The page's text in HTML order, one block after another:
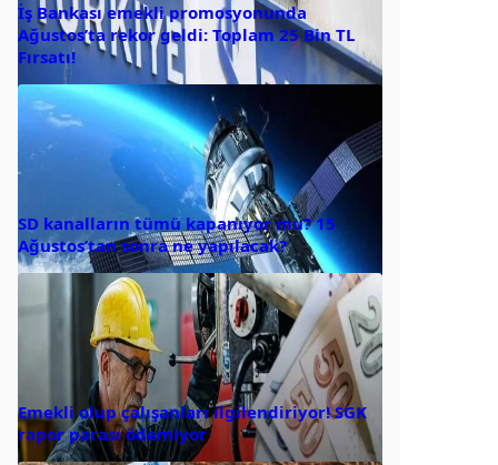
İş Bankası emekli promosyonunda
Ağustos’ta rekor geldi: Toplam 25 Bin TL
Fırsatı!
SD kanalların tümü kapanıyor mu? 15
Ağustos’tan sonra ne yapılacak?
Emekli olup çalışanları ilgilendiriyor! SGK
rapor parası ödemiyor